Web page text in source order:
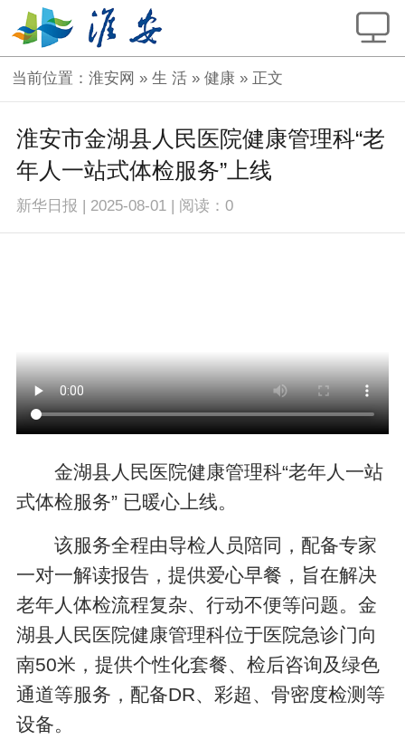
当前位置：淮安网 »生 活 »健康 » 正文
淮安市金湖县人民医院健康管理科“老
年人一站式体检服务”上线
新华日报 | 2025-08-01 | 阅读：0
金湖县人民医院健康管理科“老年人一站
式体检服务” 已暖心上线。
该服务全程由导检人员陪同，配备专家
一对一解读报告，提供爱心早餐，旨在解决
老年人体检流程复杂、行动不便等问题。金
湖县人民医院健康管理科位于医院急诊门向
南50米，提供个性化套餐、检后咨询及绿色
通道等服务，配备DR、彩超、骨密度检测等
设备。